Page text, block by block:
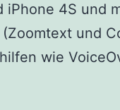
iPhone 4S und
und
wie